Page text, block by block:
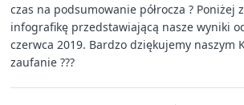
czas na podsumowanie półrocza ? Poniżej
infografikę przedstawiającą nasze wyniki
czerwca 2019. Bardzo dziękujemy naszym
zaufanie ???